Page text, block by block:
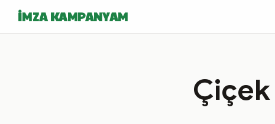
İMZA KAMPANYAM
Çiçek